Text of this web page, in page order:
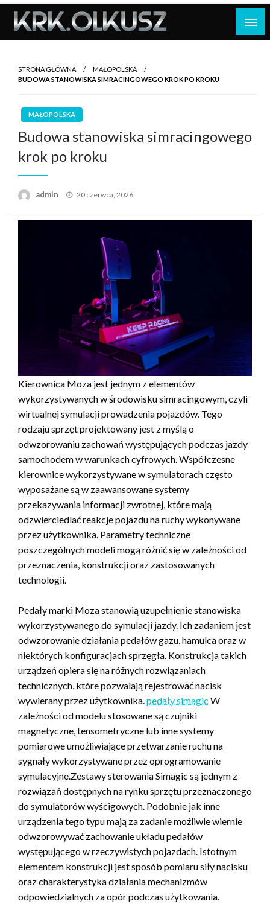
Skip
content
STRONA GŁÓWNA
MAŁOPOLSKA
BUDOWA STANOWISKA SIMRACINGOWEGO KROK PO KROKU
MAŁOPOLSKA
Budowa stanowiska simracingowego
krok po kroku
admin
Opublikowane
20 czerwca, 2026
Kierownica Moza jest jednym z elementów
wykorzystywanych w środowisku simracingowym, czyli
wirtualnej symulacji prowadzenia pojazdów. Tego
rodzaju sprzęt projektowany jest z myślą o
odwzorowaniu zachowań występujących podczas jazdy
samochodem w warunkach cyfrowych. Współczesne
kierownice wykorzystywane w symulatorach często
wyposażane są w zaawansowane systemy
przekazywania informacji zwrotnej, które mają
odzwierciedlać reakcje pojazdu na ruchy wykonywane
przez użytkownika. Parametry techniczne
poszczególnych modeli mogą różnić się w zależności od
przeznaczenia, konstrukcji oraz zastosowanych
technologii.
Pedały marki Moza stanowią uzupełnienie stanowiska
wykorzystywanego do symulacji jazdy. Ich zadaniem jest
odwzorowanie działania pedałów gazu, hamulca oraz w
niektórych konfiguracjach sprzęgła. Konstrukcja takich
urządzeń opiera się na różnych rozwiązaniach
technicznych, które pozwalają rejestrować nacisk
wywierany przez użytkownika.pedały simagic W
zależności od modelu stosowane są czujniki
magnetyczne, tensometryczne lub inne systemy
pomiarowe umożliwiające przetwarzanie ruchu na
sygnały wykorzystywane przez oprogramowanie
symulacyjne.Zestawy sterowania Simagic są jednym z
rozwiązań dostępnych na rynku sprzętu przeznaczonego
do symulatorów wyścigowych. Podobnie jak inne
urządzenia tego typu mają za zadanie możliwie wiernie
odwzorowywać zachowanie układu pedałów
występującego w rzeczywistych pojazdach. Istotnym
elementem konstrukcji jest sposób pomiaru siły nacisku
oraz charakterystyka działania mechanizmów
odpowiedzialnych za opór podczas użytkowania.